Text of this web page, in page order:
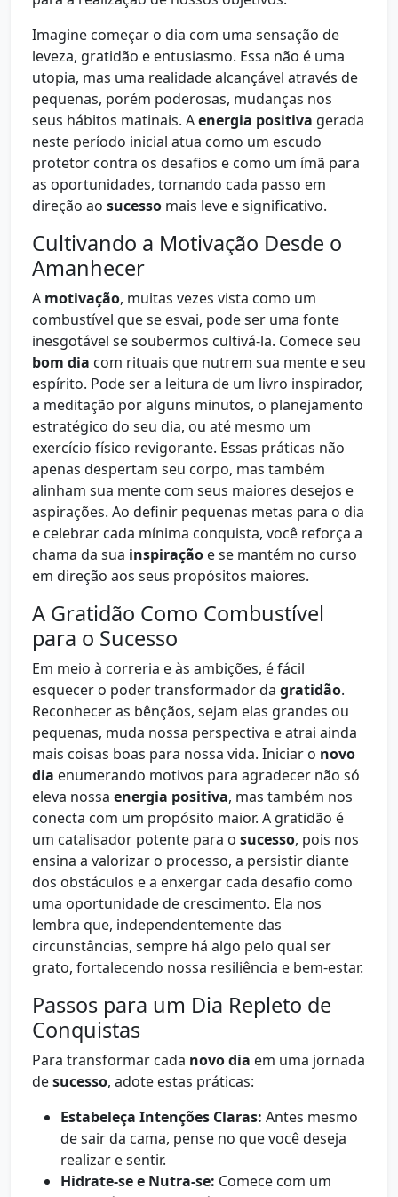
Imagine começar o dia com uma sensação de
leveza, gratidão e entusiasmo. Essa não é uma
utopia, mas uma realidade alcançável através de
pequenas, porém poderosas, mudanças nos
seus hábitos matinais. Aenergia positiva gerada
neste período inicial atua como um escudo
protetor contra os desafios e como um ímã para
as oportunidades, tornando cada passo em
direção ao sucesso mais leve e significativo.
Cultivando a Motivação Desde o
Amanhecer
A motivação, muitas vezes vista como um
combustível que se esvai, pode ser uma fonte
inesgotável se soubermos cultivá-la. Comece seu
bom dia com rituais que nutrem sua mente e seu
espírito. Pode ser a leitura de um livro inspirador,
a meditação por alguns minutos, o planejamento
estratégico do seu dia, ou até mesmo um
exercício físico revigorante. Essas práticas não
apenas despertam seu corpo, mas também
alinham sua mente com seus maiores desejos e
aspirações. Ao definir pequenas metas para o dia
e celebrar cada mínima conquista, você reforça a
chama da sua inspiração e se mantém no curso
em direção aos seus propósitos maiores.
A Gratidão Como Combustível
para o Sucesso
Em meio à correria e às ambições, é fácil
esquecer o poder transformador da gratidão.
Reconhecer as bênçãos, sejam elas grandes ou
pequenas, muda nossa perspectiva e atrai ainda
mais coisas boas para nossa vida. Iniciar o novo
dia enumerando motivos para agradecer não só
eleva nossa energia positiva, mas também nos
conecta com um propósito maior. A gratidão é
um catalisador potente para o sucesso, pois nos
ensina a valorizar o processo, a persistir diante
dos obstáculos e a enxergar cada desafio como
uma oportunidade de crescimento. Ela nos
lembra que, independentemente das
circunstâncias, sempre há algo pelo qual ser
grato, fortalecendo nossa resiliência e bem-estar.
Passos para um Dia Repleto de
Conquistas
Para transformar cada novo dia em uma jornada
desucesso, adote estas práticas:
Estabeleça Intenções Claras: Antes mesmo
de sair da cama, pense no que você deseja
realizar e sentir.
Hidrate-se e Nutra-se: Comece com um